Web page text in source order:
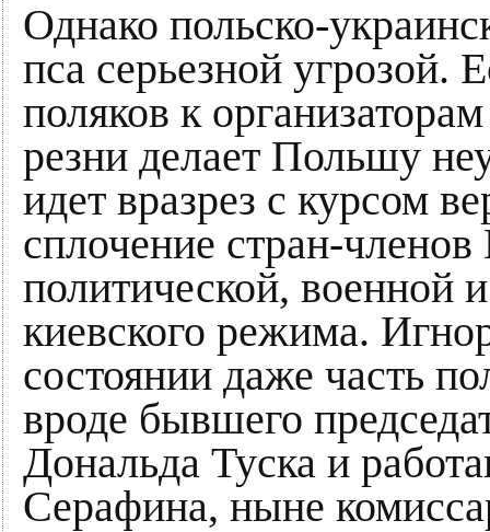
Однако польско-
пса серьезной угрозой.
поляков к
резни делает Польшу
идет вразрез с курсом
сплочение стран-
политической, военной
киевского режима.
состоянии даже часть
вроде бывшего
Дональда Туска и
Серафина, ныне